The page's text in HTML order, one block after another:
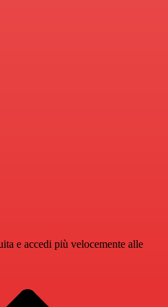
e accedi più velocemente alle